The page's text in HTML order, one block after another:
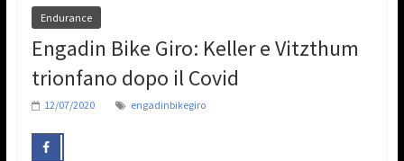
Endurance
Engadin Bike Giro: Keller e Vitzthum
trionfano dopo il Covid
12/07/2020 engadinbikegiro